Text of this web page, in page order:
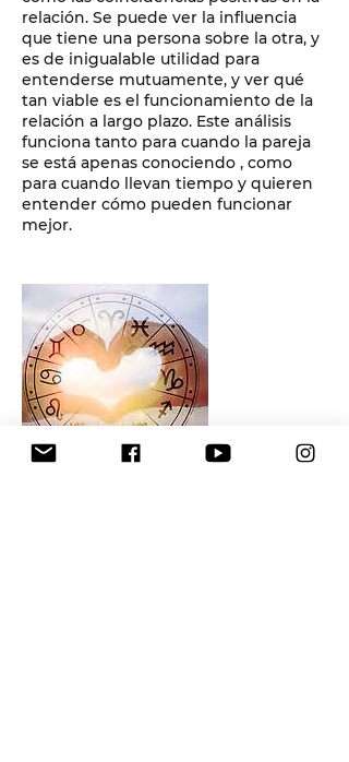
relación. Se puede ver la influencia
que tiene una persona sobre la otra, y
es de inigualable utilidad para
entenderse mutuamente, y ver qué
tan viable es el funcionamiento de la
relación a largo plazo. Este análisis
funciona tanto para cuando la pareja
se está apenas conociendo , como
para cuando llevan tiempo y quieren
entender cómo pueden funcionar
mejor.